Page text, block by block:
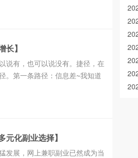
】
说有，也可以说没有。捷径，在
。第一条路径：信息差~我知道
化副业选择】
发展，网上兼职副业已然成为当